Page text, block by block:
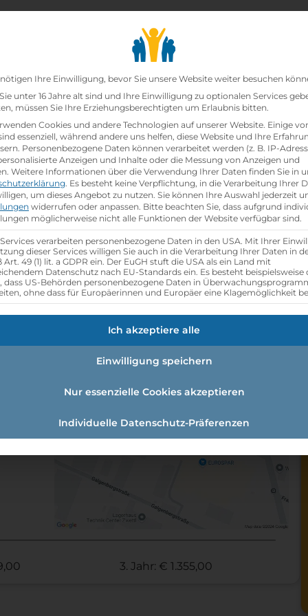
Lehrbetriebesearch
(m/w/d)
(m/w/d)
Referenznummer: 5f76471d
location_on Ausbildungsstandort:
Pater Werner Deibl-Straße 1
3910 Zwettl,Nieder­österreich
3. Jahr: € 1.355,00
Datenschutz-
Ihre Einwilligung, bevor Sie unsere Website weiter besuchen
unter 16 Jahre alt sind und Ihre Einwilligung zu optionalen Services
müssen Sie Ihre Erziehungsberechtigten um Erlaubnis bitten.
Cookies und andere Technologien auf unserer Website. Einige
essenziell, während andere uns helfen, diese Website und Ihre
Personenbezogene Daten können verarbeitet werden (z. B. IP-
Anzeigen und Inhalte oder die Messung von Anzeigen und
Weitere Informationen über die Verwendung Ihrer Daten finden Sie in
. Es besteht keine Verpflichtung, in die Verarbeitung Ihrer
um dieses Angebot zu nutzen. Sie können Ihre Auswahl jederzeit
widerrufen oder anpassen. Bitte beachten Sie, dass aufgrund
möglicherweise nicht alle Funktionen der Website verfügbar sind.
verarbeiten personenbezogene Daten in den USA. Mit Ihrer
dieser Services willigen Sie auch in die Verarbeitung Ihrer Daten in
Art. 49 (1) lit. a GDPR ein. Der EuGH stuft die USA als ein Land mit
Datenschutz nach EU-Standards ein. Es besteht beispielsweise
dass US-Behörden personenbezogene Daten in
ohne dass für Europäerinnen und Europäer eine Klagemöglichkeit
Ich akzeptiere alle
Einwilligung speichern
Nur essenzielle Cookies akzeptieren
Individuelle Datenschutz-Präferenzen